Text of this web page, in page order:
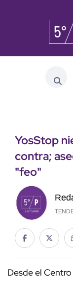
YosStop
contra;
"feo"
Desde el